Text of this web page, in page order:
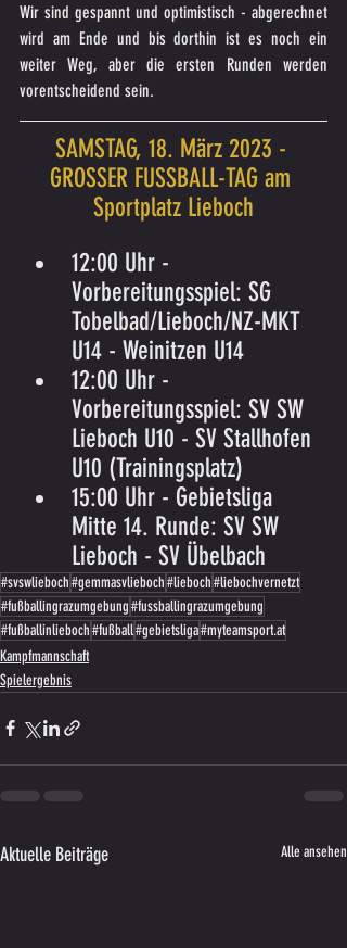
Wir sind gespannt und optimistisch - abgerechnet
wird am Ende und bis dorthin ist es noch ein
weiter Weg, aber die ersten Runden werden
vorentscheidend sein.
SAMSTAG, 18. März 2023 -
GROSSER FUSSBALL-TAG am
Sportplatz Lieboch
12:00 Uhr -
Vorbereitungsspiel: SG
Tobelbad/Lieboch/NZ-MKT
U14 - Weinitzen U14
12:00 Uhr -
Vorbereitungsspiel: SV SW
Lieboch U10 - SV Stallhofen
U10 (Trainingsplatz)
15:00 Uhr - Gebietsliga
Mitte 14. Runde: SV SW
Lieboch - SV Übelbach
#svswlieboch#gemmasvlieboch#lieboch#liebochvernetzt
#fußballingrazumgebung#fussballingrazumgebung
#fußballinlieboch#fußball#gebietsliga#myteamsport.at
Kampfmannschaft
Spielergebnis
Aktuelle Beiträge Alle ansehen